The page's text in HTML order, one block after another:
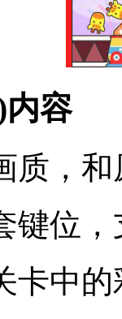
内容
质，
键位
卡中